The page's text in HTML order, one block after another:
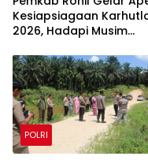
Kesiapsiagaan
2026, Hadapi Musim
POLRI